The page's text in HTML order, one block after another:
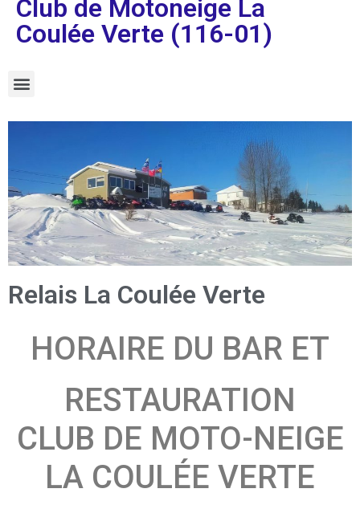
Club de Motoneige La
Coulée Verte (116-01)
Relais La Coulée Verte
HORAIRE DU BAR ET
RESTAURATION
CLUB DE MOTO-NEIGE
LA COULÉE VERTE